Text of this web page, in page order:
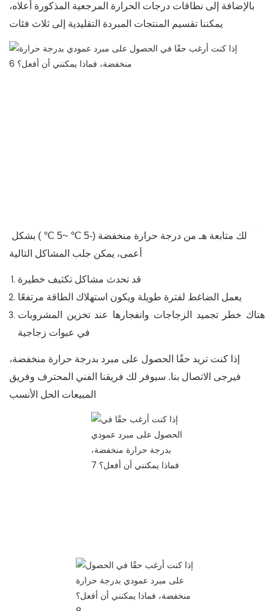
بالإضافة إلى نطاقات درجات الحرارة المرجعية المذكورة أعلاه،
لك متابعة هـ من درجة حرارة منخفضة (-5
℃
~5
℃
) بشكل
أعمى، يمكن
قد تحدث مشاكل تكثيف خطيرة
يعمل الضاغط لفترة طويلة ويكون استهلاك الطاقة مرتفعًا
هناك خطر تجميد الزجاجات وانفجارها عند تخزين المشروبات
في عبوات زجاجية
إذا كنت تريد حقًا الحصول على مبرد بدرجة حرارة منخفضة،
فيرجى الاتصال بنا. سيوفر لك فريقنا الفني المحترف وفريق